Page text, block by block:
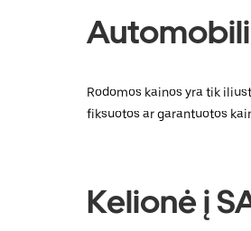
datą.
Paspauskite
kad
uždarytumėte
kalendorių.
Rodomos kainos yra tik
fiksuotos ar garantuotos
Kelionė į